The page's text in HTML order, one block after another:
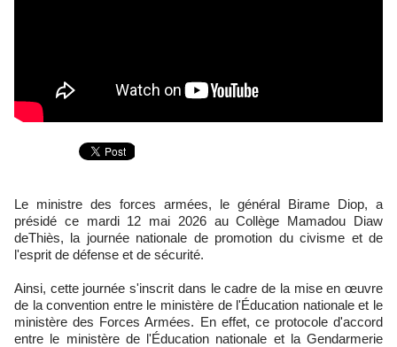
Le ministre des forces armées, le général Birame Diop, a
présidé ce mardi 12 mai 2026 au Collège Mamadou Diaw
deThiès, la journée nationale de promotion du civisme et de
l'esprit de défense et de sécurité.
Ainsi, cette journée s'inscrit dans le cadre de la mise en œuvre
de la convention entre le ministère de l'Éducation nationale et le
ministère des Forces Armées. En effet, ce protocole d'accord
entre le ministère de l'Éducation nationale et la Gendarmerie